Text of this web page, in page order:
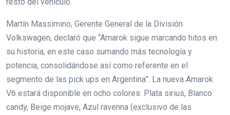
Martín Massimino, Gerente General de la División
Volkswagen, declaró que “Amarok sigue marcando hitos en
su historia, en este caso sumando más tecnología y
potencia, consolidándose así como referente en el
segmento de las pick ups en Argentina”. La nueva Amarok
V6 estará disponible en ocho colores: Plata sirius, Blanco
candy, Beige mojave, Azul ravenna (exclusivo de las